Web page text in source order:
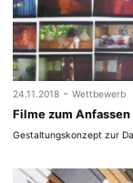
24.11.2018 - Wettbewerb
Filme zum Anfassen
Gestaltungskonzept zur